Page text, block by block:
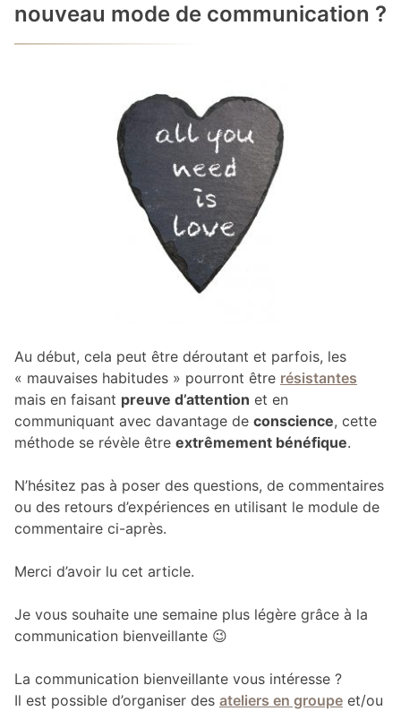
nouveau mode de communication ?
Au début, cela peut être déroutant et parfois, les
« mauvaises habitudes » pourront être résistantes
mais en faisant preuve d’attention et en
communiquant avec davantage de conscience, cette
méthode se révèle être extrêmement bénéfique.
N’hésitez pas à poser des questions, de commentaires
ou des retours d’expériences en utilisant le module de
commentaire ci-après.
Merci d’avoir lu cet article.
Je vous souhaite une semaine plus légère grâce à la
communication bienveillante 😉
La communication bienveillante vous intéresse ?
Il est possible d’organiser des ateliers en groupe et/ou